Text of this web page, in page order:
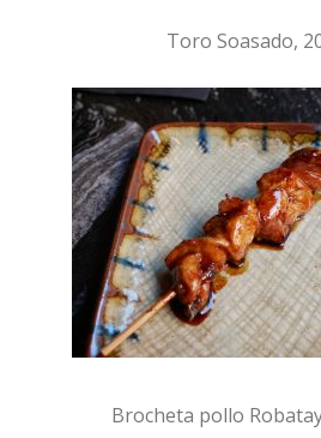
Toro Soasado,
Brocheta pollo